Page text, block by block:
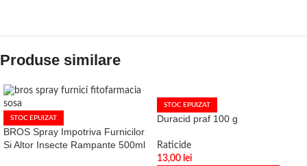
Produse similare
STOC EPUIZAT
BROS Spray Impotriva Furnicilor
Si Altor Insecte Rampante 500ml
STOC EPUIZAT
Duracid praf 100 g
Raticide
13,00 lei